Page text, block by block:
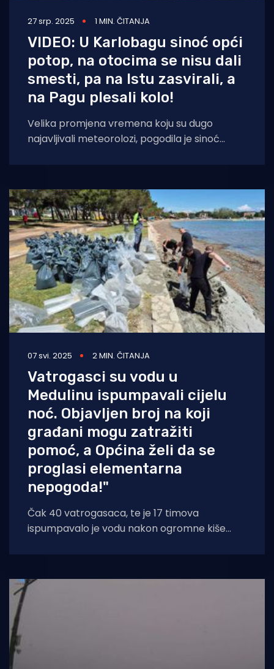
27 srp. 2025 1 MIN. ČITANJA
VIDEO: U Karlobagu sinoć opći
potop, na otocima se nisu dali
smesti, pa na Istu zasvirali, a
na Pagu plesali kolo!
Velika promjena vremena koju su dugo
najavljivali meteorolozi, pogodila je sinoć
grmljavine, tuče,
07 svi. 2025 2 MIN. ČITANJA
Vatrogasci su vodu u
Medulinu ispumpavali cijelu
noć. Objavljen broj na koji
građani mogu zatražiti
pomoć, a Općina želi da se
proglasi elementarna
nepogoda!"
Čak 40 vatrogasaca, te je 17 timova
ispumpavalo je vodu nakon ogromne kiše